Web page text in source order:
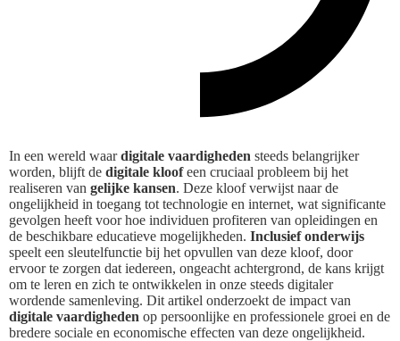
In een wereld waardigitale vaardigheden steeds belangrijker
worden, blijft de digitale kloofeen cruciaal probleem bij het
realiseren van gelijke kansen. Deze kloof verwijst naar de
ongelijkheid in toegang tot technologie en internet, wat significante
gevolgen heeft voor hoe individuen profiteren van opleidingen en
de beschikbare educatieve mogelijkheden. Inclusief onderwijs
speelt een sleutelfunctie bij het opvullen van deze kloof, door
ervoor te zorgen dat iedereen, ongeacht achtergrond, de kans krijgt
om te leren en zich te ontwikkelen in onze steeds digitaler
wordende samenleving. Dit artikel onderzoekt de impact van
digitale vaardigheden op persoonlijke en professionele groei en de
bredere sociale en economische effecten van deze ongelijkheid.